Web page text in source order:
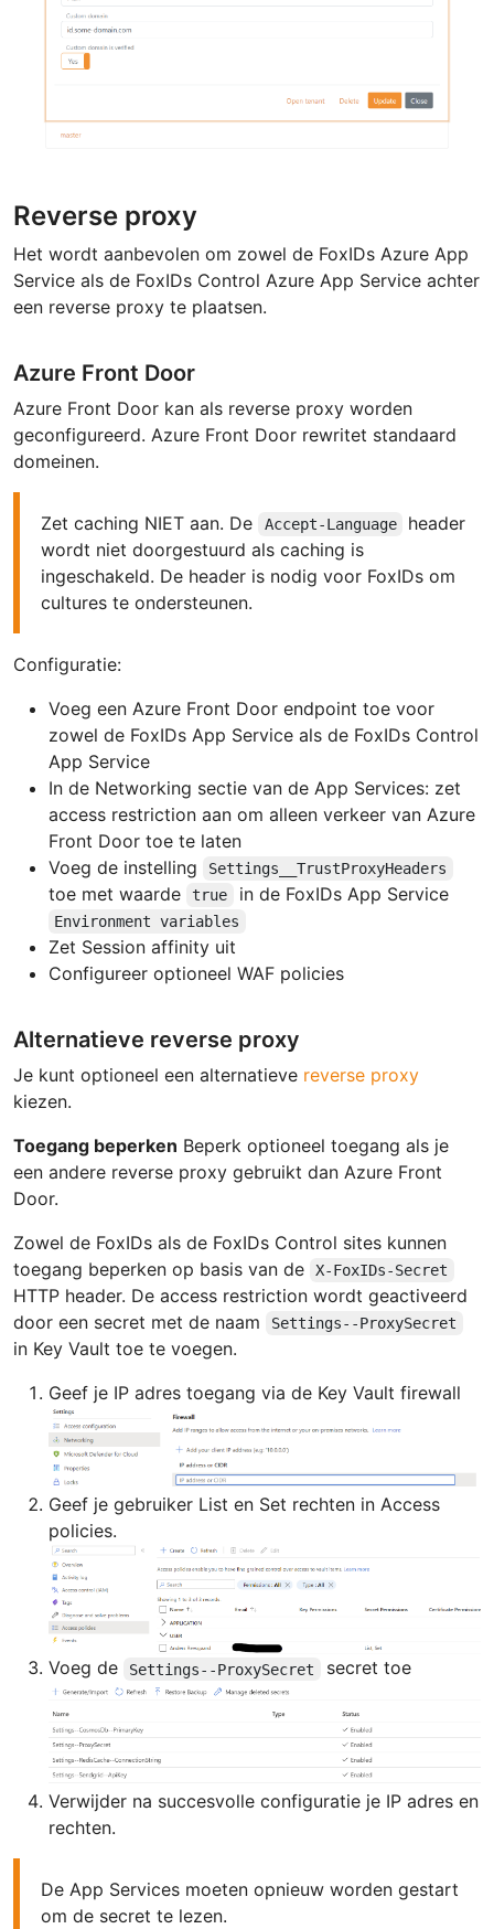
Reverse proxy
Het wordt aanbevolen om zowel de FoxIDs Azure App
Service als de FoxIDs Control Azure App Service achter
een reverse proxy te plaatsen.
Azure Front Door
Azure Front Door kan als reverse proxy worden
geconfigureerd. Azure Front Door rewritet standaard
domeinen.
Zet caching NIET aan. De Accept-Language
header
wordt niet doorgestuurd als caching is
ingeschakeld. De header is nodig voor FoxIDs om
cultures te ondersteunen.
Configuratie:
Voeg een Azure Front Door endpoint toe voor
zowel de FoxIDs App Service als de FoxIDs Control
App Service
In de Networking sectie van de App Services: zet
access restriction aan om alleen verkeer van Azure
Front Door toe te laten
Voeg de instelling
Settings__TrustProxyHeaders
toe met waarde true in de FoxIDs App Service
Environment variables
Zet Session affinity uit
Configureer optioneel WAF policies
Alternatieve reverse proxy
Je kunt optioneel een alternatieve reverse proxy
kiezen.
Toegang beperken Beperk optioneel toegang als je
een andere reverse proxy gebruikt dan Azure Front
Door.
Zowel de FoxIDs als de FoxIDs Control sites kunnen
toegang beperken op basis van de
X-FoxIDs-Secret
HTTP header. De access restriction wordt geactiveerd
door een secret met de naam
Settings--ProxySecret
in Key Vault toe te voegen.
Geef je IP adres toegang via de Key Vault firewall
Geef je gebruiker List en Set rechten in Access
policies.
Voeg de Settings--ProxySecret secret toe
Verwijder na succesvolle configuratie je IP adres en
rechten.
De App Services moeten opnieuw worden gestart
om de secret te lezen.